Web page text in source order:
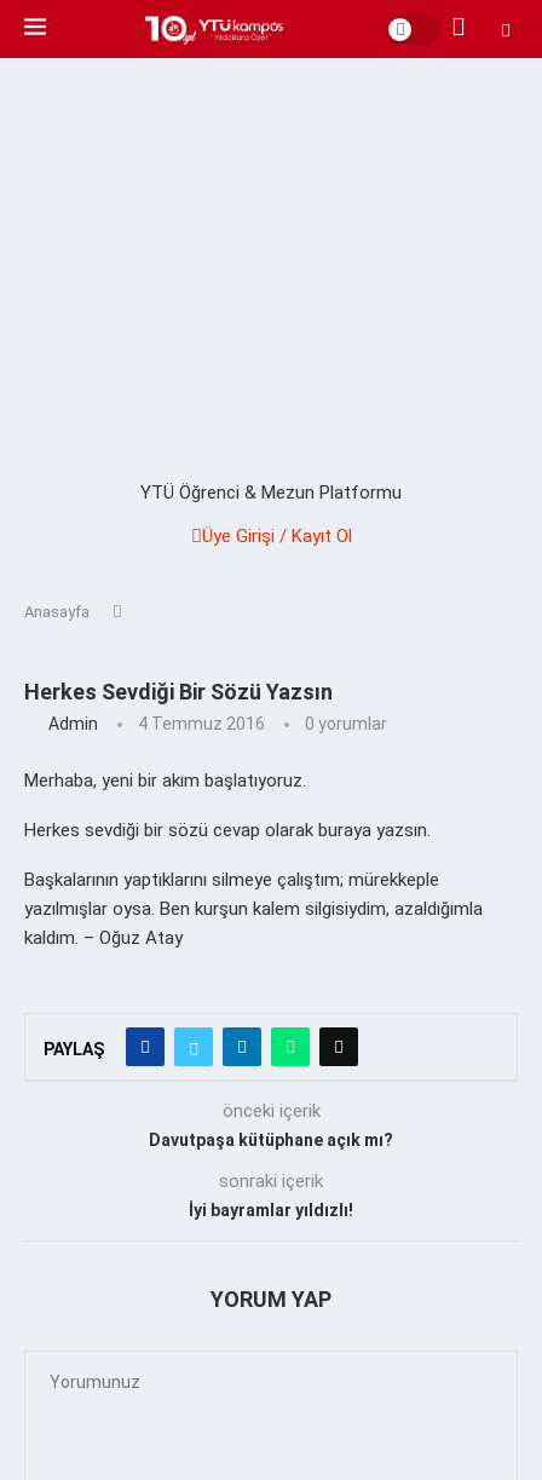
YTÜ Öğrenci & Mezun Platformu
Üye Girişi / Kayıt Ol
Anasayfa
Herkes Sevdiği Bir Sözü Yazsın
Admin 4 Temmuz 2016 0 yorumlar
Merhaba, yeni bir akım başlatıyoruz.
Herkes sevdiği bir sözü cevap olarak buraya yazsın.
Başkalarının yaptıklarını silmeye çalıştım; mürekkeple
yazılmışlar oysa. Ben kurşun kalem silgisiydim, azaldığımla
kaldım. – Oğuz Atay
PAYLAŞ
önceki içerik
Davutpaşa kütüphane açık mı?
sonraki içerik
İyi bayramlar yıldızlı!
YORUM YAP